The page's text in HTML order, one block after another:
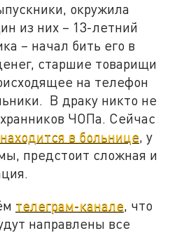
окружила
из них – 13-летний
– начал бить его в
старшие товарищи
на телефон
В драку никто не
ЧОПа. Сейчас
в больнице, у
предстоит сложная и
телеграм-канале, что
направлены все